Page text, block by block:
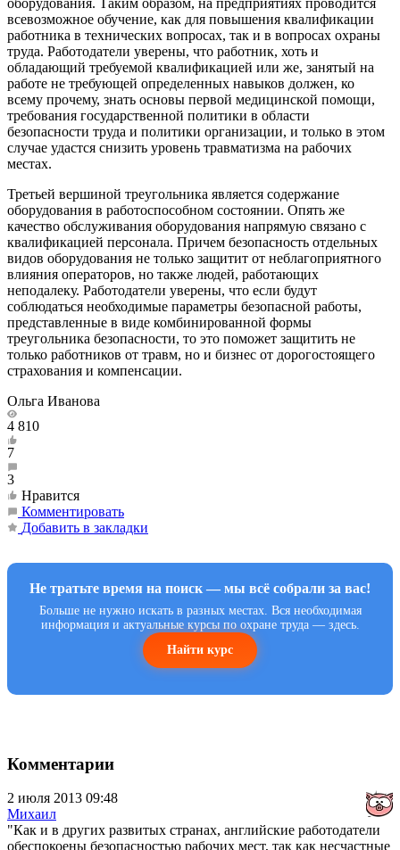
всевозможное обучение, как для повышения квалификации
работника в технических вопросах, так и в вопросах охраны
труда. Работодатели уверены, что работник, хоть и
обладающий требуемой квалификацией или же, занятый на
работе не требующей определенных навыков должен, ко
всему прочему, знать основы первой медицинской помощи,
требования государственной политики в области
безопасности труда и политики организации, и только в этом
случае удастся снизить уровень травматизма на рабочих
местах.
Третьей вершиной треугольника является содержание
оборудования в работоспособном состоянии. Опять же
качество обслуживания оборудования напрямую связано с
квалификацией персонала. Причем безопасность отдельных
видов оборудования не только защитит от неблагоприятного
влияния операторов, но также людей, работающих
неподалеку. Работодатели уверены, что если будут
соблюдаться необходимые параметры безопасной работы,
представленные в виде комбинированной формы
треугольника безопасности, то это поможет защитить не
только работников от травм, но и бизнес от дорогостоящего
страхования и компенсации.
Ольга Иванова
4 810
7
3
Нравится
Комментировать
Добавить в закладки
Не тратьте время на поиск — мы всё собрали за вас!
Больше не нужно искать в разных местах. Вся необходимая
информация и актуальные курсы по охране труда — здесь.
Найти курс
Комментарии
2 июля 2013 09:48
Михаил
"Как и в других развитых странах, английские работодатели
обеспокоены безопасностью рабочих мест, так как несчастные